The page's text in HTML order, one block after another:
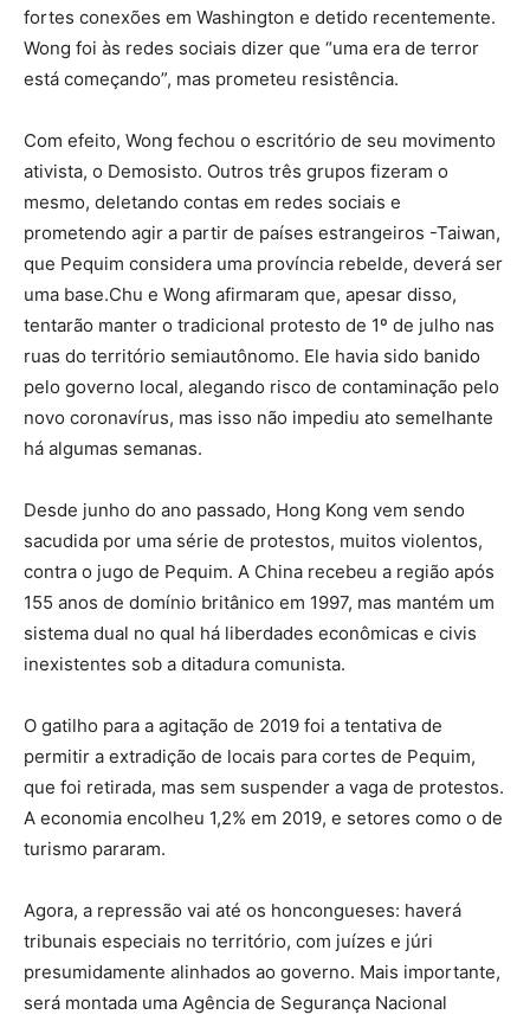
fortes conexões em Washington e detido recentemente.
Wong foi às redes sociais dizer que “uma era de terror
está começando”, mas prometeu resistência.
Com efeito, Wong fechou o escritório de seu movimento
ativista, o Demosisto. Outros três grupos fizeram o
mesmo, deletando contas em redes sociais e
prometendo agir a partir de países estrangeiros -Taiwan,
que Pequim considera uma província rebelde, deverá ser
uma base.Chu e Wong afirmaram que, apesar disso,
tentarão manter o tradicional protesto de 1º de julho nas
ruas do território semiautônomo. Ele havia sido banido
pelo governo local, alegando risco de contaminação pelo
novo coronavírus, mas isso não impediu ato semelhante
há algumas semanas.
Desde junho do ano passado, Hong Kong vem sendo
sacudida por uma série de protestos, muitos violentos,
contra o jugo de Pequim. A China recebeu a região após
155 anos de domínio britânico em 1997, mas mantém um
sistema dual no qual há liberdades econômicas e civis
inexistentes sob a ditadura comunista.
O gatilho para a agitação de 2019 foi a tentativa de
permitir a extradição de locais para cortes de Pequim,
que foi retirada, mas sem suspender a vaga de protestos.
A economia encolheu 1,2% em 2019, e setores como o de
turismo pararam.
Agora, a repressão vai até os honcongueses: haverá
tribunais especiais no território, com juízes e júri
presumidamente alinhados ao governo. Mais importante,
será montada uma Agência de Segurança Nacional